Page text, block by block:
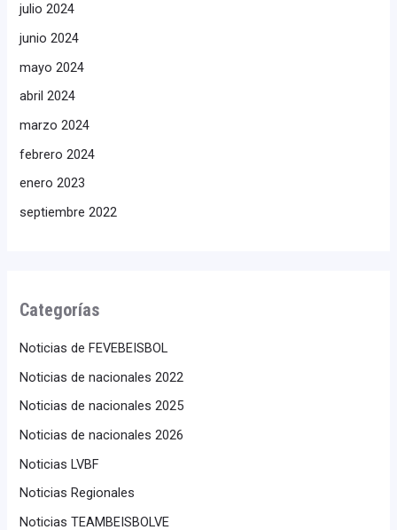
julio 2024
junio 2024
mayo 2024
abril 2024
marzo 2024
febrero 2024
enero 2023
septiembre 2022
Categorías
Noticias de FEVEBEISBOL
Noticias de nacionales 2022
Noticias de nacionales 2025
Noticias de nacionales 2026
Noticias LVBF
Noticias Regionales
Noticias TEAMBEISBOLVE